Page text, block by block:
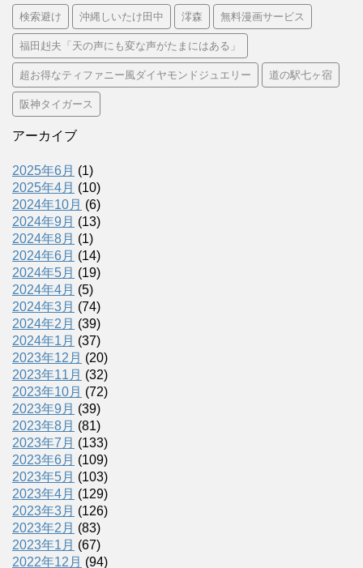
検索避け 沖縄しいたけ田中 澪森 無料漫画サービス
福田赳夫「天の声にも変な声がたまにはある」
超お得なティファニー風ダイヤモンドジュエリー 道の駅七ヶ宿
阪神タイガース
アーカイブ
2025年6月 (1)
2025年4月 (10)
2024年10月 (6)
2024年9月 (13)
2024年8月 (1)
2024年6月 (14)
2024年5月 (19)
2024年4月 (5)
2024年3月 (74)
2024年2月 (39)
2024年1月 (37)
2023年12月 (20)
2023年11月 (32)
2023年10月 (72)
2023年9月 (39)
2023年8月 (81)
2023年7月 (133)
2023年6月 (109)
2023年5月 (103)
2023年4月 (129)
2023年3月 (126)
2023年2月 (83)
2023年1月 (67)
2022年12月 (94)